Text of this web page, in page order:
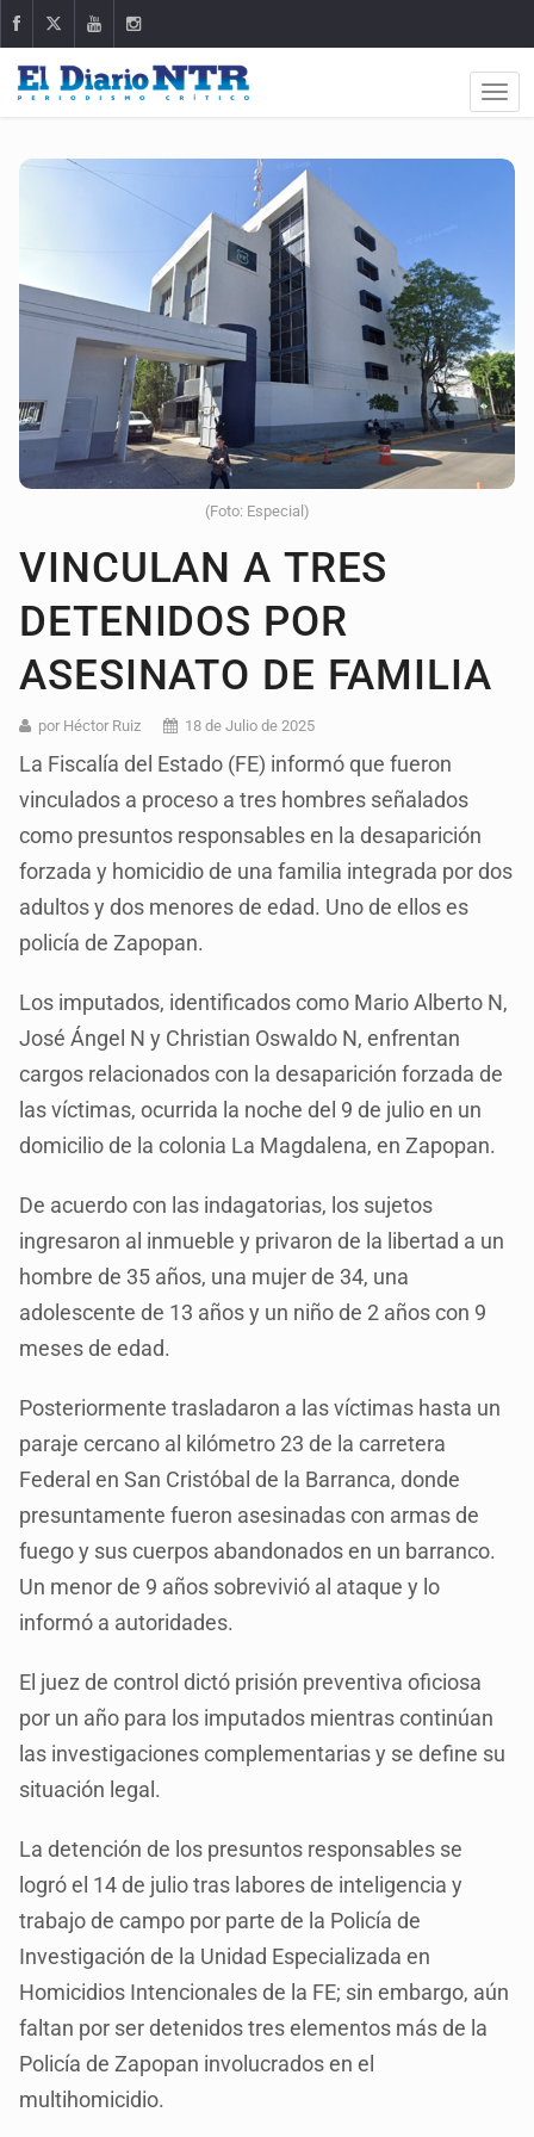
(Foto: Especial)
VINCULAN A TRES
DETENIDOS POR
ASESINATO DE FAMILIA
por Héctor Ruiz 18 de Julio de 2025
La Fiscalía del Estado (FE) informó que fueron
vinculados a proceso a tres hombres señalados
como presuntos responsables en la desaparición
forzada y homicidio de una familia integrada por dos
adultos y dos menores de edad. Uno de ellos es
policía de Zapopan.
Los imputados, identificados como Mario Alberto N,
José Ángel N y Christian Oswaldo N, enfrentan
cargos relacionados con la desaparición forzada de
las víctimas, ocurrida la noche del 9 de julio en un
domicilio de la colonia La Magdalena, en Zapopan.
De acuerdo con las indagatorias, los sujetos
ingresaron al inmueble y privaron de la libertad a un
hombre de 35 años, una mujer de 34, una
adolescente de 13 años y un niño de 2 años con 9
meses de edad.
Posteriormente trasladaron a las víctimas hasta un
paraje cercano al kilómetro 23 de la carretera
Federal en San Cristóbal de la Barranca, donde
presuntamente fueron asesinadas con armas de
fuego y sus cuerpos abandonados en un barranco.
Un menor de 9 años sobrevivió al ataque y lo
informó a autoridades.
El juez de control dictó prisión preventiva oficiosa
por un año para los imputados mientras continúan
las investigaciones complementarias y se define su
situación legal.
La detención de los presuntos responsables se
logró el 14 de julio tras labores de inteligencia y
trabajo de campo por parte de la Policía de
Investigación de la Unidad Especializada en
Homicidios Intencionales de la FE; sin embargo, aún
faltan por ser detenidos tres elementos más de la
Policía de Zapopan involucrados en el
multihomicidio.